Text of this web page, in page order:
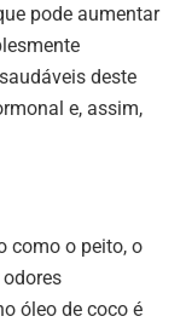
pode aumentar
deste
e, assim,
como o peito, o
óleo de coco é